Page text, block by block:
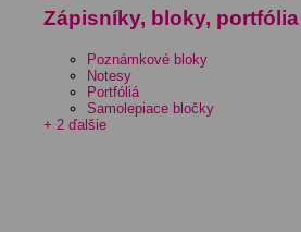
Zápisníky, bloky, portfólia
Poznámkové bloky
Notesy
Portfóliá
Samolepiace bločky
+ 2 ďalšie